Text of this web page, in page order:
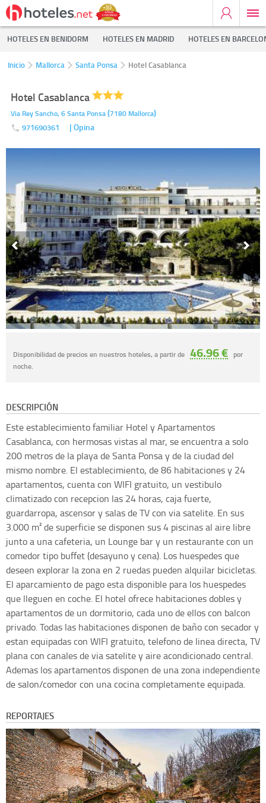
HOTELES EN BENIDORM HOTELES EN MADRID HOTELES EN
Inicio Mallorca Santa Ponsa Hotel Casablanca
Hotel Casablanca
Via Rey Sancho, 6Santa Ponsa(7180 Mallorca)
971690361 | Opina
Disponibilidad de precios en nuestros hoteles, a partir de 46.96 € por
noche.
DESCRIPCIÓN
Este establecimiento familiar Hotel y Apartamentos
Casablanca, con hermosas vistas al mar, se encuentra a solo
200 metros de la playa de Santa Ponsa y de la ciudad del
mismo nombre. El establecimiento, de 86 habitaciones y 24
apartamentos, cuenta con WIFI gratuito, un vestibulo
climatizado con recepcion las 24 horas, caja fuerte,
guardarropa, ascensor y salas de TV con via satelite. En sus
3.000 m² de superficie se disponen sus 4 piscinas al aire libre
junto a una cafeteria, un Lounge bar y un restaurante con un
comedor tipo buffet (desayuno y cena). Los huespedes que
deseen explorar la zona en 2 ruedas pueden alquilar bicicletas.
El aparcamiento de pago esta disponible para los huespedes
que lleguen en coche. El hotel ofrece habitaciones dobles y
apartamentos de un dormitorio, cada uno de ellos con balcon
privado. Todas las habitaciones disponen de baño con secador y
estan equipadas con WIFI gratuito, telefono de linea directa, TV
plana con canales de via satelite y aire acondicionado central.
Ademas los apartamentos disponen de una zona independiente
de salon/comedor con una cocina completamente equipada.
REPORTAJES